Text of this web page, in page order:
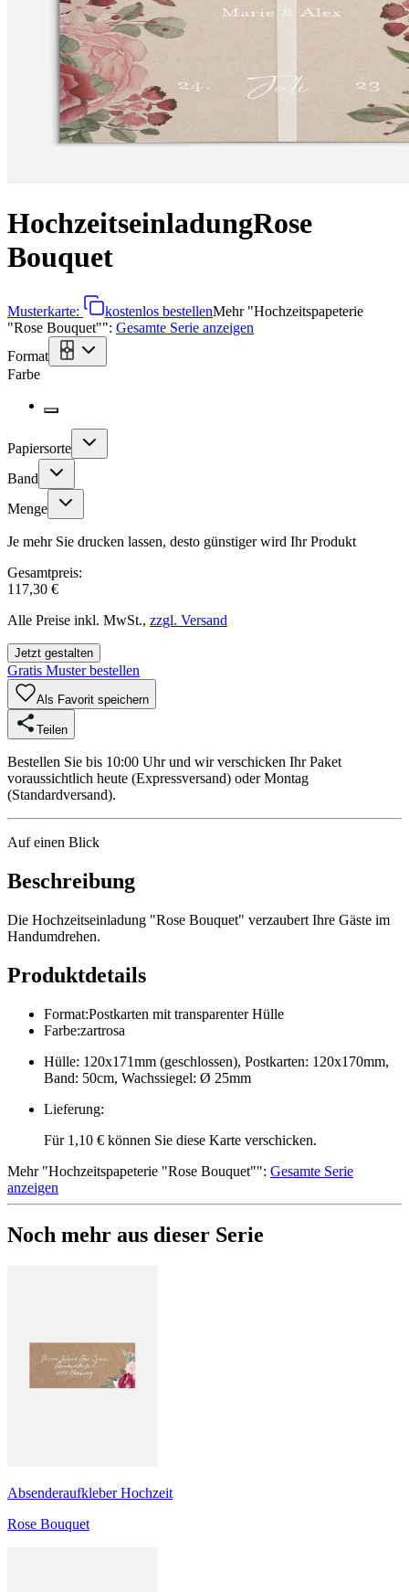
HochzeitseinladungRose
Bouquet
Musterkarte: kostenlos bestellenMehr"Hochzeitspapeterie
"Rose Bouquet"": Gesamte Serie anzeigen
Format
Farbe
Papiersorte
Band
Menge
Je mehr Sie drucken lassen, desto günstiger wird Ihr Produkt
Gesamtpreis:
117,30 €
Alle Preise inkl. MwSt., zzgl. Versand
Jetzt gestalten
Gratis Muster bestellen
Als Favorit speichern
Teilen
Bestellen Sie bis 10:00 Uhr und wir verschicken Ihr Paket
voraussichtlich heute (Expressversand) oder Montag
(Standardversand).
Auf einen Blick
Beschreibung
Die Hochzeitseinladung "Rose Bouquet" verzaubert Ihre Gäste im
Handumdrehen.
Produktdetails
Format:Postkarten mit transparenter Hülle
Farbe:zartrosa
Hülle: 120x171mm (geschlossen), Postkarten: 120x170mm,
Band: 50cm, Wachssiegel: Ø 25mm
Lieferung:
Für 1,10 € können Sie diese Karte verschicken.
Mehr"Hochzeitspapeterie "Rose Bouquet"": Gesamte Serie
anzeigen
Noch mehr aus dieser Serie
Absenderaufkleber Hochzeit
Rose Bouquet